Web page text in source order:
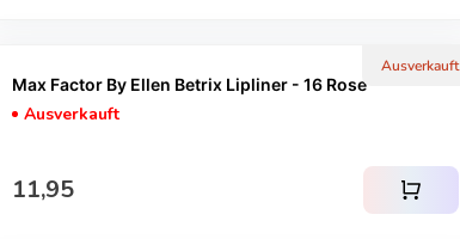
Ausverkauft
Max Factor By Ellen Betrix Lipliner - 16 Rose
Ausverkauft
Regulärer Preis
11,95 shopping_cart